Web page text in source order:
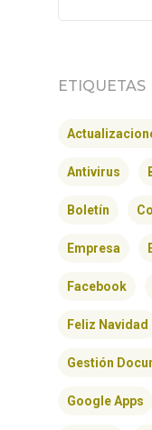
ETIQUETAS
Antivirus
Boletín
Empresa
Facebook
Feliz Navidad
Gestión
Google Apps